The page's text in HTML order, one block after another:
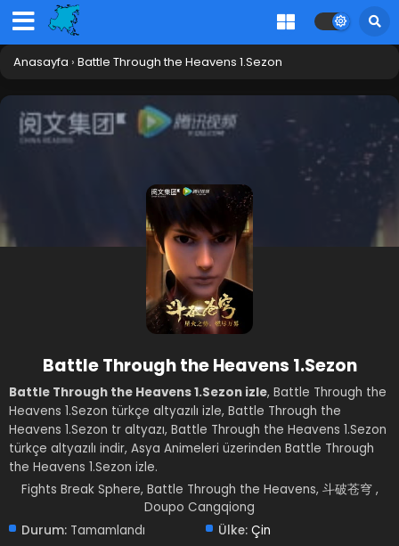
Anasayfa › Battle Through the Heavens 1.Sezon
Battle Through the Heavens 1.Sezon
Battle Through the Heavens 1.Sezon izle, Battle Through the
Heavens 1.Sezon türkçe altyazılı izle, Battle Through the
Heavens 1.Sezon tr altyazı, Battle Through the Heavens 1.Sezon
türkçe altyazılı indir, Asya Animeleri üzerinden Battle Through
the Heavens 1.Sezon izle.
Fights Break Sphere, Battle Through the Heavens, 斗破苍穹 ,
Doupo Cangqiong
Durum: Tamamlandı
Ülke: Çin